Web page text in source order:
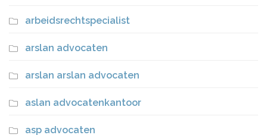
arbeidsrechtspecialist
arslan advocaten
arslan arslan advocaten
aslan advocatenkantoor
asp advocaten